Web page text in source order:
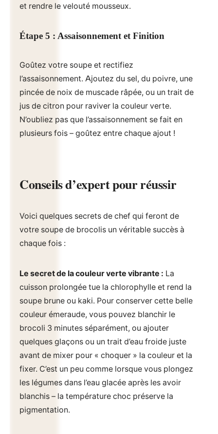
et rendre le velouté mousseux.
Étape 5 : Assaisonnement et Finition
Goûtez votre soupe et rectifiez
l’assaisonnement. Ajoutez du sel, du poivre, une
pincée de noix de muscade râpée, ou un trait de
jus de citron pour raviver la couleur verte.
N’oubliez pas que l’assaisonnement se fait en
plusieurs fois – goûtez entre chaque ajout !
Conseils d’expert pour réussir
Voici quelques secrets de chef qui feront de
votre soupe de brocolis un véritable succès à
chaque fois :
Le secret de la couleur verte vibrante : La
cuisson prolongée tue la chlorophylle et rend la
soupe brune ou kaki. Pour conserver cette belle
couleur émeraude, vous pouvez blanchir le
brocoli 3 minutes séparément, ou ajouter
quelques glaçons ou un trait d’eau froide juste
avant de mixer pour « choquer » la couleur et la
fixer. C’est un peu comme lorsque vous plongez
les légumes dans l’eau glacée après les avoir
blanchis – la température choc préserve la
pigmentation.